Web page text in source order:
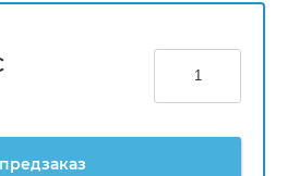
предзаказ